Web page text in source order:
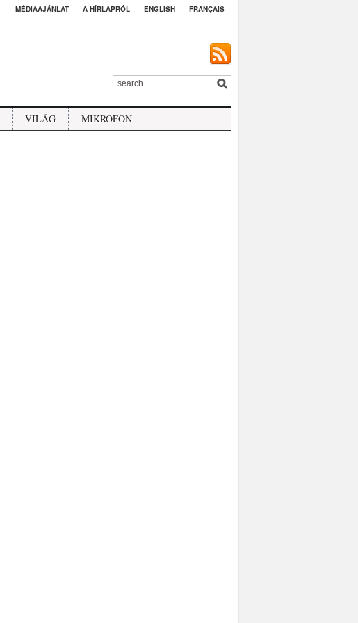
MÉDIAAJÁNLAT A HÍRLAPRÓL ENGLISH FRANÇAIS
VILÁG MIKROFON